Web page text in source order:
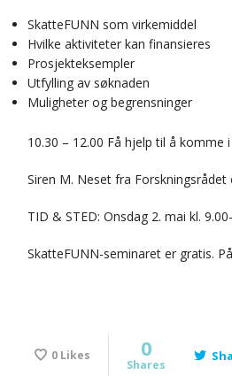
SkatteFUNN som virkemiddel
Hvilke aktiviteter kan finansieres
Prosjekteksempler
Utfylling av søknaden
Muligheter og begrensninger
10.30 – 12.00 Få hjelp til å komme
Siren M. Neset fra Forskningsrådet
TID & STED: Onsdag 2. mai kl.
SkatteFUNN-seminaret er gratis.
0 Likes 0
Shares